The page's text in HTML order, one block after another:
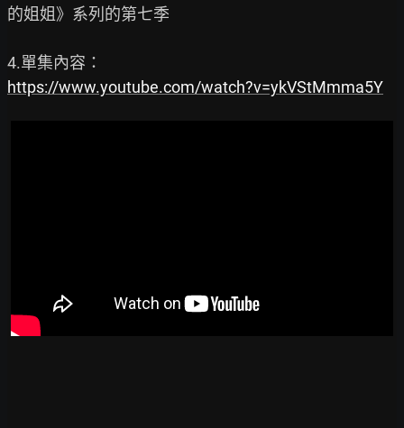
的姐姐》系列的第七季
https://www.youtube.com/watch?v=ykVStMmma5Y